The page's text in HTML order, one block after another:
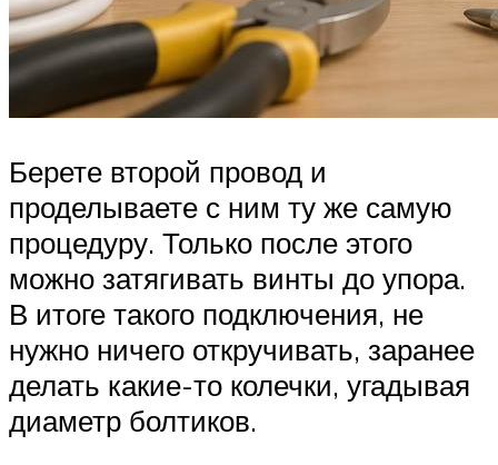
Берете второй провод и
проделываете с ним ту же самую
процедуру. Только после этого
можно затягивать винты до упора.
В итоге такого подключения, не
нужно ничего откручивать, заранее
делать какие-то колечки, угадывая
диаметр болтиков.